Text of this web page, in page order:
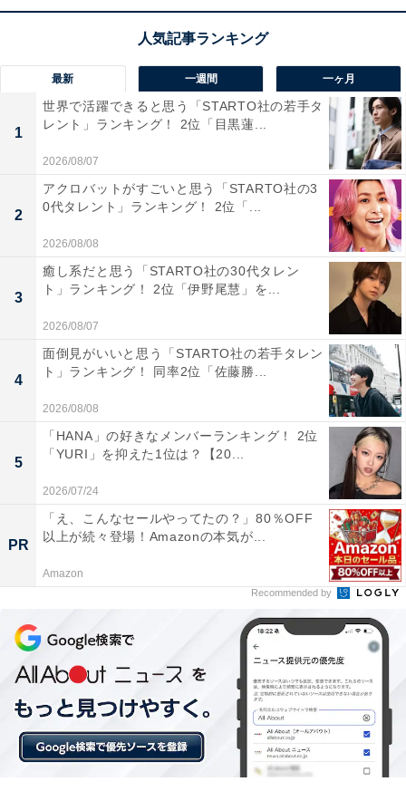
く見守り続けている、男として魅力的な人物だと思う」
雄は万太郎の姉・綾の心の支えにもなっている。ある意
味『らんまん』のキーマンだと思う」（60代女性・宮城
県）などの意見が寄せられました。
1位：槙野万太郎（演・神木隆之介）
View this post on Instagram
最新 一週間 一ヶ月
1
世界で活躍できると思う「STARTO社の若手タ
レント」ランキング！ 2位「目黒蓮...
2026/08/07
2
アクロバットがすごいと思う「STARTO社の3
0代タレント」ランキング！ 2位「...
2026/08/08
3
癒し系だと思う「STARTO社の30代タレン
ト」ランキング！ 2位「伊野尾慧」を...
2026/08/07
4
面倒見がいいと思う「STARTO社の若手タレン
ト」ランキング！ 同率2位「佐藤勝...
2026/08/08
5
「HANA」の好きなメンバーランキング！ 2位
「YURI」を抑えた1位は？【20...
2026/07/24
PR
「え、こんなセールやってたの？」80％OFF
以上が続々登場！Amazonの本気が...
Amazon
Recommended by